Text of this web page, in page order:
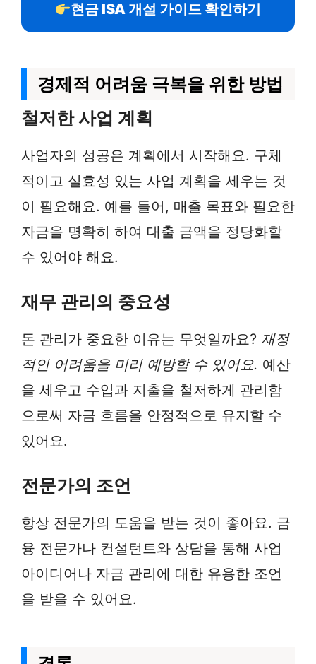
현금 ISA 개설 가이드 확인하기
경제적 어려움 극복을 위한 방법
철저한 사업 계획
사업자의 성공은 계획에서 시작해요. 구체
적이고 실효성 있는 사업 계획을 세우는 것
이 필요해요. 예를 들어, 매출 목표와 필요한
자금을 명확히 하여 대출 금액을 정당화할
수 있어야 해요.
재무 관리의 중요성
돈 관리가 중요한 이유는 무엇일까요? 재정
적인 어려움을 미리 예방할 수 있어요. 예산
을 세우고 수입과 지출을 철저하게 관리함
으로써 자금 흐름을 안정적으로 유지할 수
있어요.
전문가의 조언
항상 전문가의 도움을 받는 것이 좋아요. 금
융 전문가나 컨설턴트와 상담을 통해 사업
아이디어나 자금 관리에 대한 유용한 조언
을 받을 수 있어요.